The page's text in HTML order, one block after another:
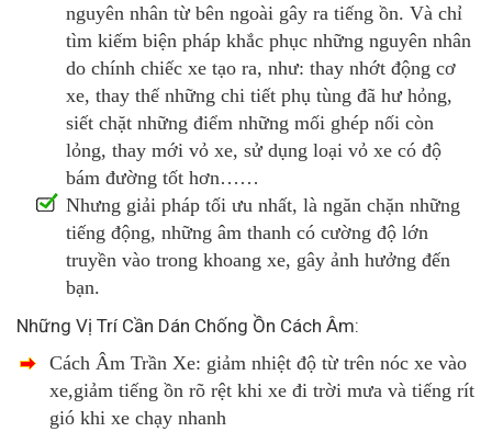
nguyên nhân từ bên ngoài gây ra tiếng ồn. Và chỉ
tìm kiếm biện pháp khắc phục những nguyên nhân
do chính chiếc xe tạo ra, như: thay nhớt động cơ
xe, thay thế những chi tiết phụ tùng đã hư hỏng,
siết chặt những điểm những mối ghép nối còn
lỏng, thay mới vỏ xe, sử dụng loại vỏ xe có độ
bám đường tốt hơn……
Nhưng giải pháp tối ưu nhất, là ngăn chặn những
tiếng động, những âm thanh có cường độ lớn
truyền vào trong khoang xe, gây ảnh hưởng đến
bạn.
Những Vị Trí Cần Dán Chống Ồn Cách Âm:
Cách Âm Trần Xe: giảm nhiệt độ từ trên nóc xe vào
xe,giảm tiếng ồn rõ rệt khi xe đi trời mưa và tiếng rít
gió khi xe chạy nhanh